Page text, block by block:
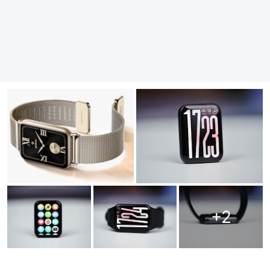
+2